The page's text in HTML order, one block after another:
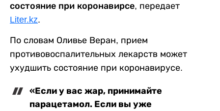
состояние при коронавирсе, передает
Liter.kz.
По словам Оливье Веран, прием
противовоспалительных лекарств может
ухудшить состояние при коронавирусе.
«Если у вас жар, принимайте
парацетамол. Если вы уже